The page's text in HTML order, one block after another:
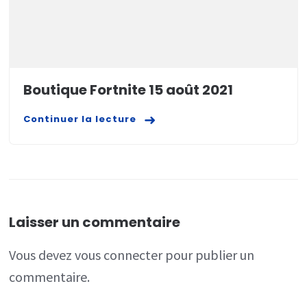
Boutique Fortnite 15 août 2021
Continuer la lecture
Laisser un commentaire
Vous devezvous connecterpour publier un
commentaire.